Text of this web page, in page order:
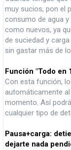
muy sucios, pon el
consumo de agua y
como nuevos, ya
de suciedad y
sin gastar más de
Función "Todo en
Con esta función,
automáticamente
momento. Así
cualquier tipo de
Pausa+carga:
dejarte nada